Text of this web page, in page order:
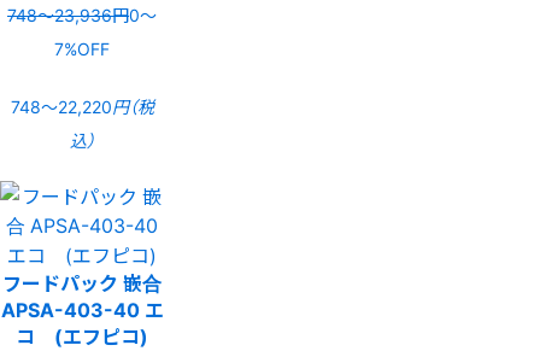
748〜23,936円0〜
7%OFF
748〜22,220円（税
込）
フードパック 嵌合
APSA-403-40 エ
コ (エフピコ)